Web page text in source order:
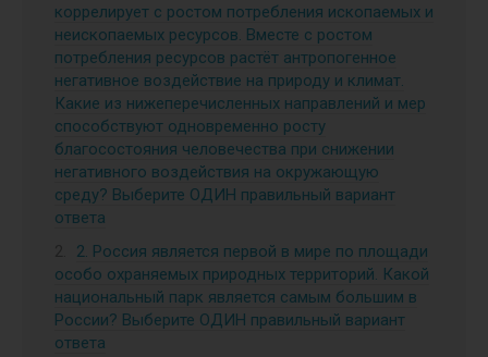
коррелирует с ростом потребления ископаемых и
неископаемых ресурсов. Вместе с ростом
потребления ресурсов растёт антропогенное
негативное воздействие на природу и климат.
Какие из нижеперечисленных направлений и мер
способствуют одновременно росту
благосостояния человечества при снижении
негативного воздействия на окружающую
среду? Выберите ОДИН правильный вариант
ответа
2. Россия является первой в мире по площади
особо охраняемых природных территорий. Какой
национальный парк является самым большим в
России? Выберите ОДИН правильный вариант
ответа